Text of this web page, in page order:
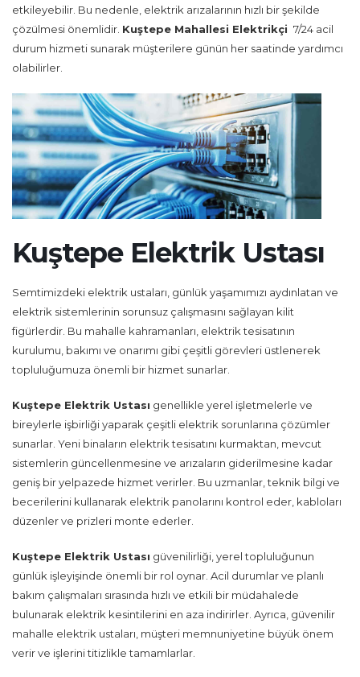
etkileyebilir. Bu nedenle, elektrik arızalarının hızlı bir şekilde
çözülmesi önemlidir. Kuştepe Mahallesi Elektrikçi 7/24 acil
durum hizmeti sunarak müşterilere günün her saatinde yardımcı
olabilirler.
Kuştepe Elektrik Ustası
Semtimizdeki elektrik ustaları, günlük yaşamımızı aydınlatan ve
elektrik sistemlerinin sorunsuz çalışmasını sağlayan kilit
figürlerdir. Bu mahalle kahramanları, elektrik tesisatının
kurulumu, bakımı ve onarımı gibi çeşitli görevleri üstlenerek
topluluğumuza önemli bir hizmet sunarlar.
Kuştepe Elektrik Ustası genellikle yerel işletmelerle ve
bireylerle işbirliği yaparak çeşitli elektrik sorunlarına çözümler
sunarlar. Yeni binaların elektrik tesisatını kurmaktan, mevcut
sistemlerin güncellenmesine ve arızaların giderilmesine kadar
geniş bir yelpazede hizmet verirler. Bu uzmanlar, teknik bilgi ve
becerilerini kullanarak elektrik panolarını kontrol eder, kabloları
düzenler ve prizleri monte ederler.
Kuştepe Elektrik Ustası güvenilirliği, yerel topluluğunun
günlük işleyişinde önemli bir rol oynar. Acil durumlar ve planlı
bakım çalışmaları sırasında hızlı ve etkili bir müdahalede
bulunarak elektrik kesintilerini en aza indirirler. Ayrıca, güvenilir
mahalle elektrik ustaları, müşteri memnuniyetine büyük önem
verir ve işlerini titizlikle tamamlarlar.